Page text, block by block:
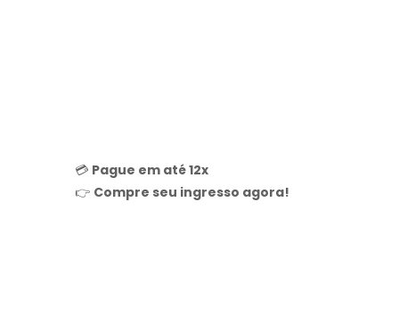
💳 Pague em até 12x
👉 Compre seu ingresso agora!